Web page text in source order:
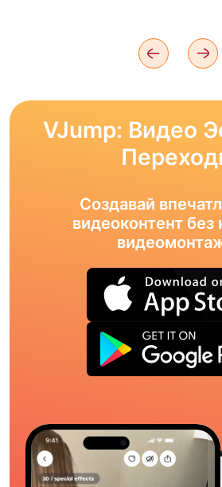
VJump: Видео
Создавай
видеоконтент без